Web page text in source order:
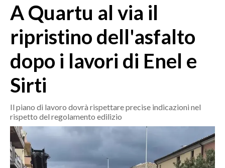
SASSARI E PROVINCIA
GALLURA
NUORO E PROVINCIA
OGLIASTRA
AGENDA
ITALIA
MONDO
POLITICA
A Quartu al via il
ripristino dell'asfalto
dopo i lavori di Enel e
Sirti
Il piano di lavoro dovrà rispettare precise indicazioni nel
rispetto del regolamento edilizio